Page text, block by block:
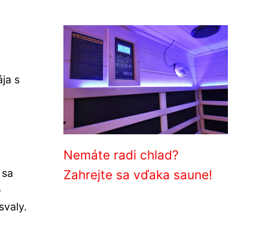
s
Nemáte radi chlad?
Zahrejte sa vďaka saune!